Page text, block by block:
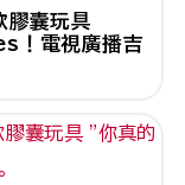
膠囊玩具
電視廣播吉